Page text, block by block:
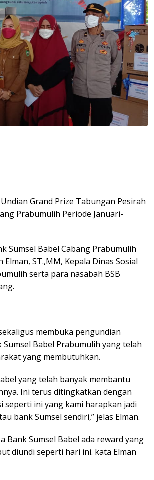
Grand Prize Tabungan Pesirah
Prabumulih Periode Januari-
Sumsel Babel Cabang Prabumulih
ST.,MM, Kepala Dinas Sosial
serta para nasabah BSB
membuka pengundian
Babel Prabumulih yang telah
yang membutuhkan.
yang telah banyak membantu
Ini terus ditingkatkan dengan
seperti ini yang kami harapkan jadi
bank Sumsel sendiri,” jelas Elman.
Bank Sumsel Babel ada reward yang
diundi seperti hari ini. kata Elman